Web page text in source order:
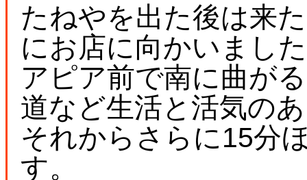
たねやを出た後は来
にお店に向かいまし
アピア前で南に曲が
道など生活と活気の
それからさらに15分
す。